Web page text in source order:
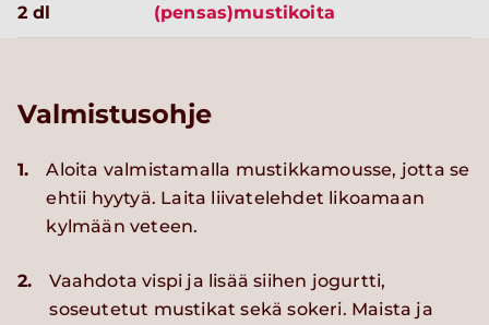
2 dl (pensas)mustikoita
Valmistusohje
1.
Aloita valmistamalla mustikkamousse, jotta se
ehtii hyytyä. Laita liivatelehdet likoamaan
kylmään veteen.
2.
Vaahdota vispi ja lisää siihen jogurtti,
soseutetut mustikat sekä sokeri. Maista ja